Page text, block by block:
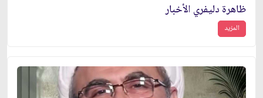
ظاهرة دليفري الأخبار
المزيد